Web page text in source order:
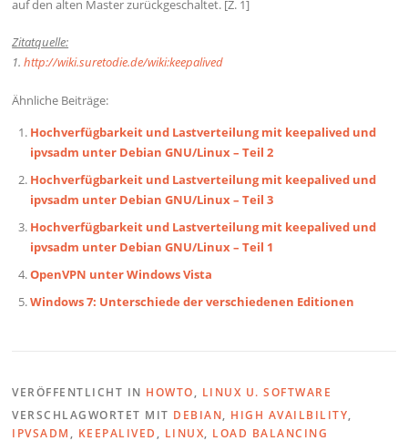
auf den alten Master zurückgeschaltet. [Z. 1]
Zitatquelle:
1.http://wiki.suretodie.de/wiki:keepalived
Ähnliche Beiträge:
Hochverfügbarkeit und Lastverteilung mit keepalived und
ipvsadm unter Debian GNU/Linux – Teil 2
Hochverfügbarkeit und Lastverteilung mit keepalived und
ipvsadm unter Debian GNU/Linux – Teil 3
Hochverfügbarkeit und Lastverteilung mit keepalived und
ipvsadm unter Debian GNU/Linux – Teil 1
OpenVPN unter Windows Vista
Windows 7: Unterschiede der verschiedenen Editionen
VERÖFFENTLICHT IN HOWTO, LINUX U. SOFTWARE
VERSCHLAGWORTET MIT DEBIAN, HIGH AVAILBILITY,
IPVSADM , KEEPALIVED , LINUX, LOAD BALANCING